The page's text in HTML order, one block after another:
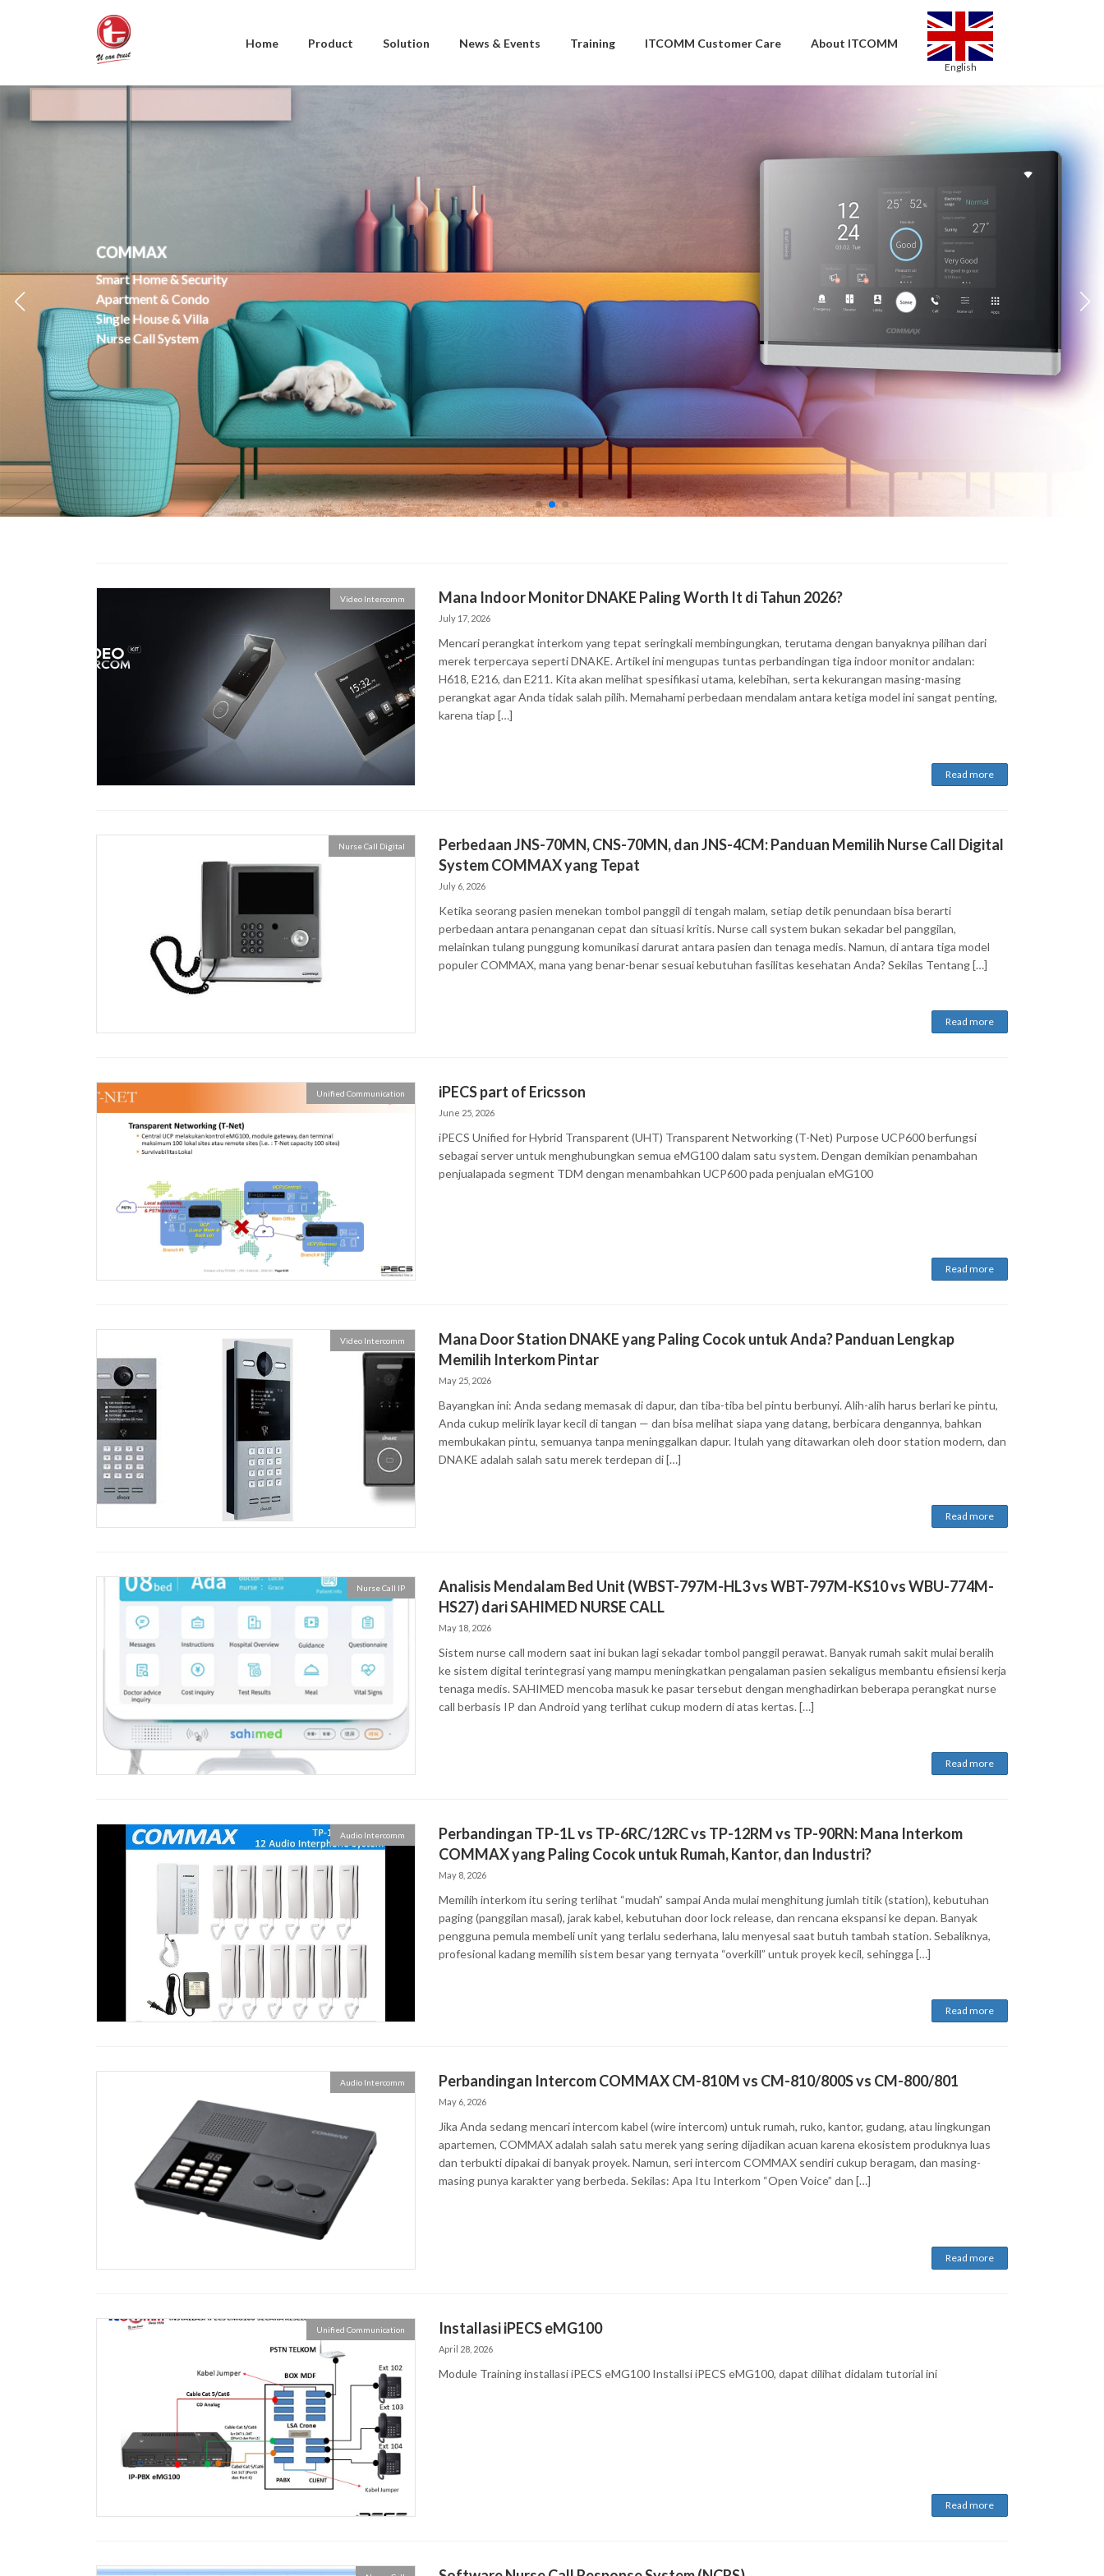
Home Product Solution News & Events Training ITCOMM Customer Care About ITCOMM
English
English
Bahasa Indonesia
COMMAX
Smart Home & Security
Apartment & Condo
Single House & Villa
Nurse Call System
Video Intercomm Mana Indoor Monitor DNAKE Paling Worth It di Tahun 2026?
July 17, 2026
Mencari perangkat interkom yang tepat seringkali membingungkan, terutama dengan banyaknya pilihan dari
merek terpercaya seperti DNAKE. Artikel ini mengupas tuntas perbandingan tiga indoor monitor andalan:
H618, E216, dan E211. Kita akan melihat spesifikasi utama, kelebihan, serta kekurangan masing-masing
perangkat agar Anda tidak salah pilih. Memahami perbedaan mendalam antara ketiga model ini sangat penting,
karena tiap […]
Read more
Nurse Call Digital
Perbedaan JNS-70MN, CNS-70MN, dan JNS-4CM: Panduan Memilih Nurse Call Digital
System COMMAX yang Tepat
July 6, 2026
Ketika seorang pasien menekan tombol panggil di tengah malam, setiap detik penundaan bisa berarti
perbedaan antara penanganan cepat dan situasi kritis. Nurse call system bukan sekadar bel panggilan,
melainkan tulang punggung komunikasi darurat antara pasien dan tenaga medis. Namun, di antara tiga model
populer COMMAX, mana yang benar-benar sesuai kebutuhan fasilitas kesehatan Anda? Sekilas Tentang […]
Read more
Unified Communication iPECS part of Ericsson
June 25, 2026
iPECS Unified for Hybrid Transparent (UHT) Transparent Networking (T-Net) Purpose UCP600 berfungsi
sebagai server untuk menghubungkan semua eMG100 dalam satu system. Dengan demikian penambahan
penjualapada segment TDM dengan menambahkan UCP600 pada penjualan eMG100
Read more
Video Intercomm
Mana Door Station DNAKE yang Paling Cocok untuk Anda? Panduan Lengkap
Memilih Interkom Pintar
May 25, 2026
Bayangkan ini: Anda sedang memasak di dapur, dan tiba-tiba bel pintu berbunyi. Alih-alih harus berlari ke pintu,
Anda cukup melirik layar kecil di tangan — dan bisa melihat siapa yang datang, berbicara dengannya, bahkan
membukakan pintu, semuanya tanpa meninggalkan dapur. Itulah yang ditawarkan oleh door station modern, dan
DNAKE adalah salah satu merek terdepan di […]
Read more
Nurse Call IP
Analisis Mendalam Bed Unit (WBST-797M-HL3 vs WBT-797M-KS10 vs WBU-774M-
HS27) dari SAHIMED NURSE CALL
May 18, 2026
Sistem nurse call modern saat ini bukan lagi sekadar tombol panggil perawat. Banyak rumah sakit mulai beralih
ke sistem digital terintegrasi yang mampu meningkatkan pengalaman pasien sekaligus membantu efisiensi kerja
tenaga medis. SAHIMED mencoba masuk ke pasar tersebut dengan menghadirkan beberapa perangkat nurse
call berbasis IP dan Android yang terlihat cukup modern di atas kertas. […]
Read more
Audio Intercomm
Perbandingan TP-1L vs TP-6RC/12RC vs TP-12RM vs TP-90RN: Mana Interkom
COMMAX yang Paling Cocok untuk Rumah, Kantor, dan Industri?
May 8, 2026
Memilih interkom itu sering terlihat “mudah” sampai Anda mulai menghitung jumlah titik (station), kebutuhan
paging (panggilan masal), jarak kabel, kebutuhan door lock release, dan rencana ekspansi ke depan. Banyak
pengguna pemula membeli unit yang terlalu sederhana, lalu menyesal saat butuh tambah station. Sebaliknya,
profesional kadang memilih sistem besar yang ternyata “overkill” untuk proyek kecil, sehingga […]
Read more
Audio Intercomm Perbandingan Intercom COMMAX CM-810M vs CM-810/800S vs CM-800/801
May 6, 2026
Jika Anda sedang mencari intercom kabel (wire intercom) untuk rumah, ruko, kantor, gudang, atau lingkungan
apartemen, COMMAX adalah salah satu merek yang sering dijadikan acuan karena ekosistem produknya luas
dan terbukti dipakai di banyak proyek. Namun, seri intercom COMMAX sendiri cukup beragam, dan masing-
masing punya karakter yang berbeda. Sekilas: Apa Itu Interkom “Open Voice” dan […]
Read more
Unified Communication Installasi iPECS eMG100
April 28, 2026
Module Training installasi iPECS eMG100 Installsi iPECS eMG100, dapat dilihat didalam tutorial ini
Read more